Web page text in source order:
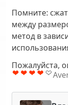
Помните:
между
метод в
Пожалуйста,